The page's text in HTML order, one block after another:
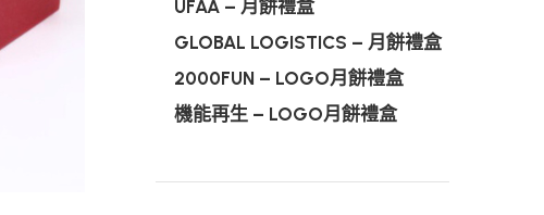
UFAA – 月餅禮盒
GLOBAL LOGISTICS – 月餅禮盒
2000FUN – LOGO月餅禮盒
機能再生 – LOGO月餅禮盒